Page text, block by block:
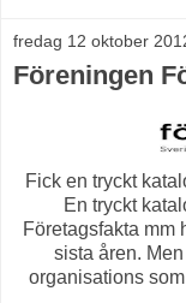
fredag 12 oktober
Föreningen
Fick en tryckt
En tryckt
Företagsfakta mm
sista åren.
organisations